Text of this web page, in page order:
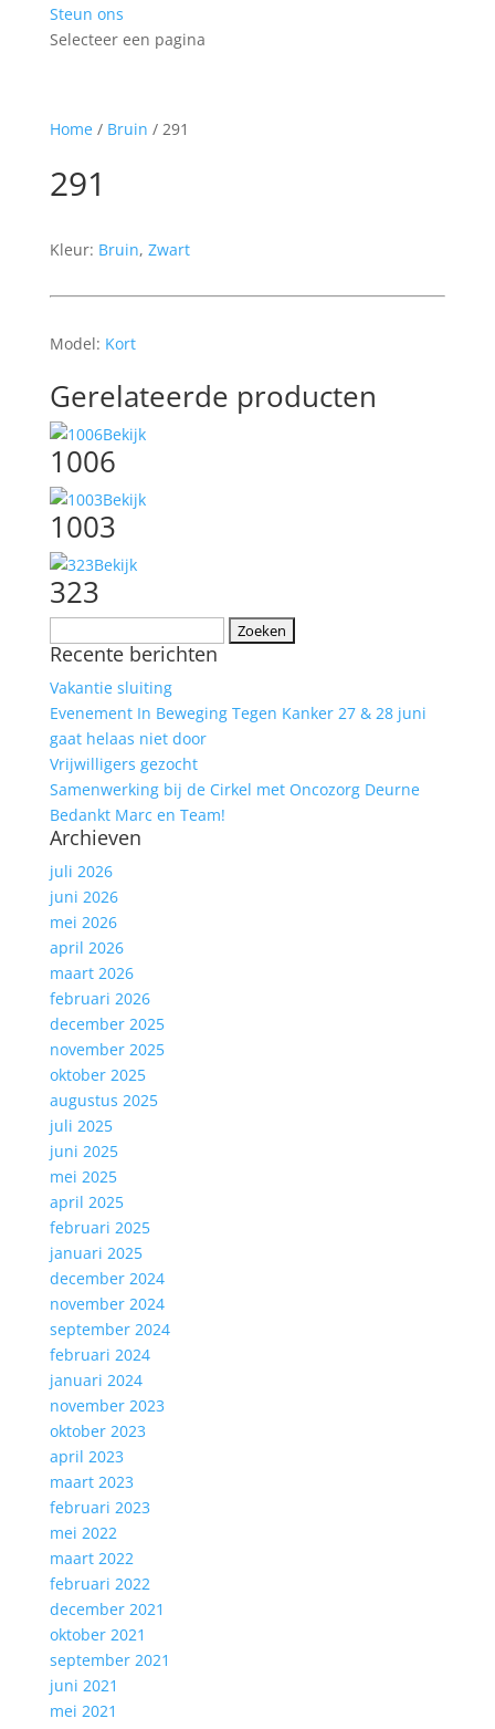
Steun ons
Selecteer een pagina
Home/ Bruin / 291
291
Kleur: Bruin, Zwart
Model: Kort
Gerelateerde producten
Bekijk
1006
Bekijk
1003
Bekijk
323
naar:
Recente berichten
Vakantie sluiting
Evenement In Beweging Tegen Kanker 27 & 28 juni
gaat helaas niet door
Vrijwilligers gezocht
Samenwerking bij de Cirkel met Oncozorg Deurne
Bedankt Marc en Team!
Archieven
juli 2026
juni 2026
mei 2026
april 2026
maart 2026
februari 2026
december 2025
november 2025
oktober 2025
augustus 2025
juli 2025
juni 2025
mei 2025
april 2025
februari 2025
januari 2025
december 2024
november 2024
september 2024
februari 2024
januari 2024
november 2023
oktober 2023
april 2023
maart 2023
februari 2023
mei 2022
maart 2022
februari 2022
december 2021
oktober 2021
september 2021
juni 2021
mei 2021